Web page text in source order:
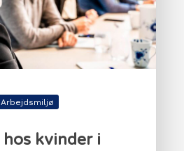
Arbejdsmiljø
hos kvinder i